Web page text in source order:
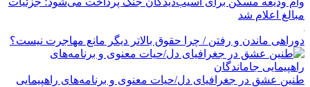
مبالغ اعلام شد
دوراهی ماندن و رفتن / چرا حقوق بالاتر دیگر مانع مهاجرت نیست؟
طنین عشق در جغرافیای دل/حیات معنوی و برنامه‌های راهپیمایی